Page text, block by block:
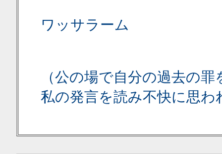
ワッサラーム
（公の場で自分の過去の
私の発言を読み不快に思